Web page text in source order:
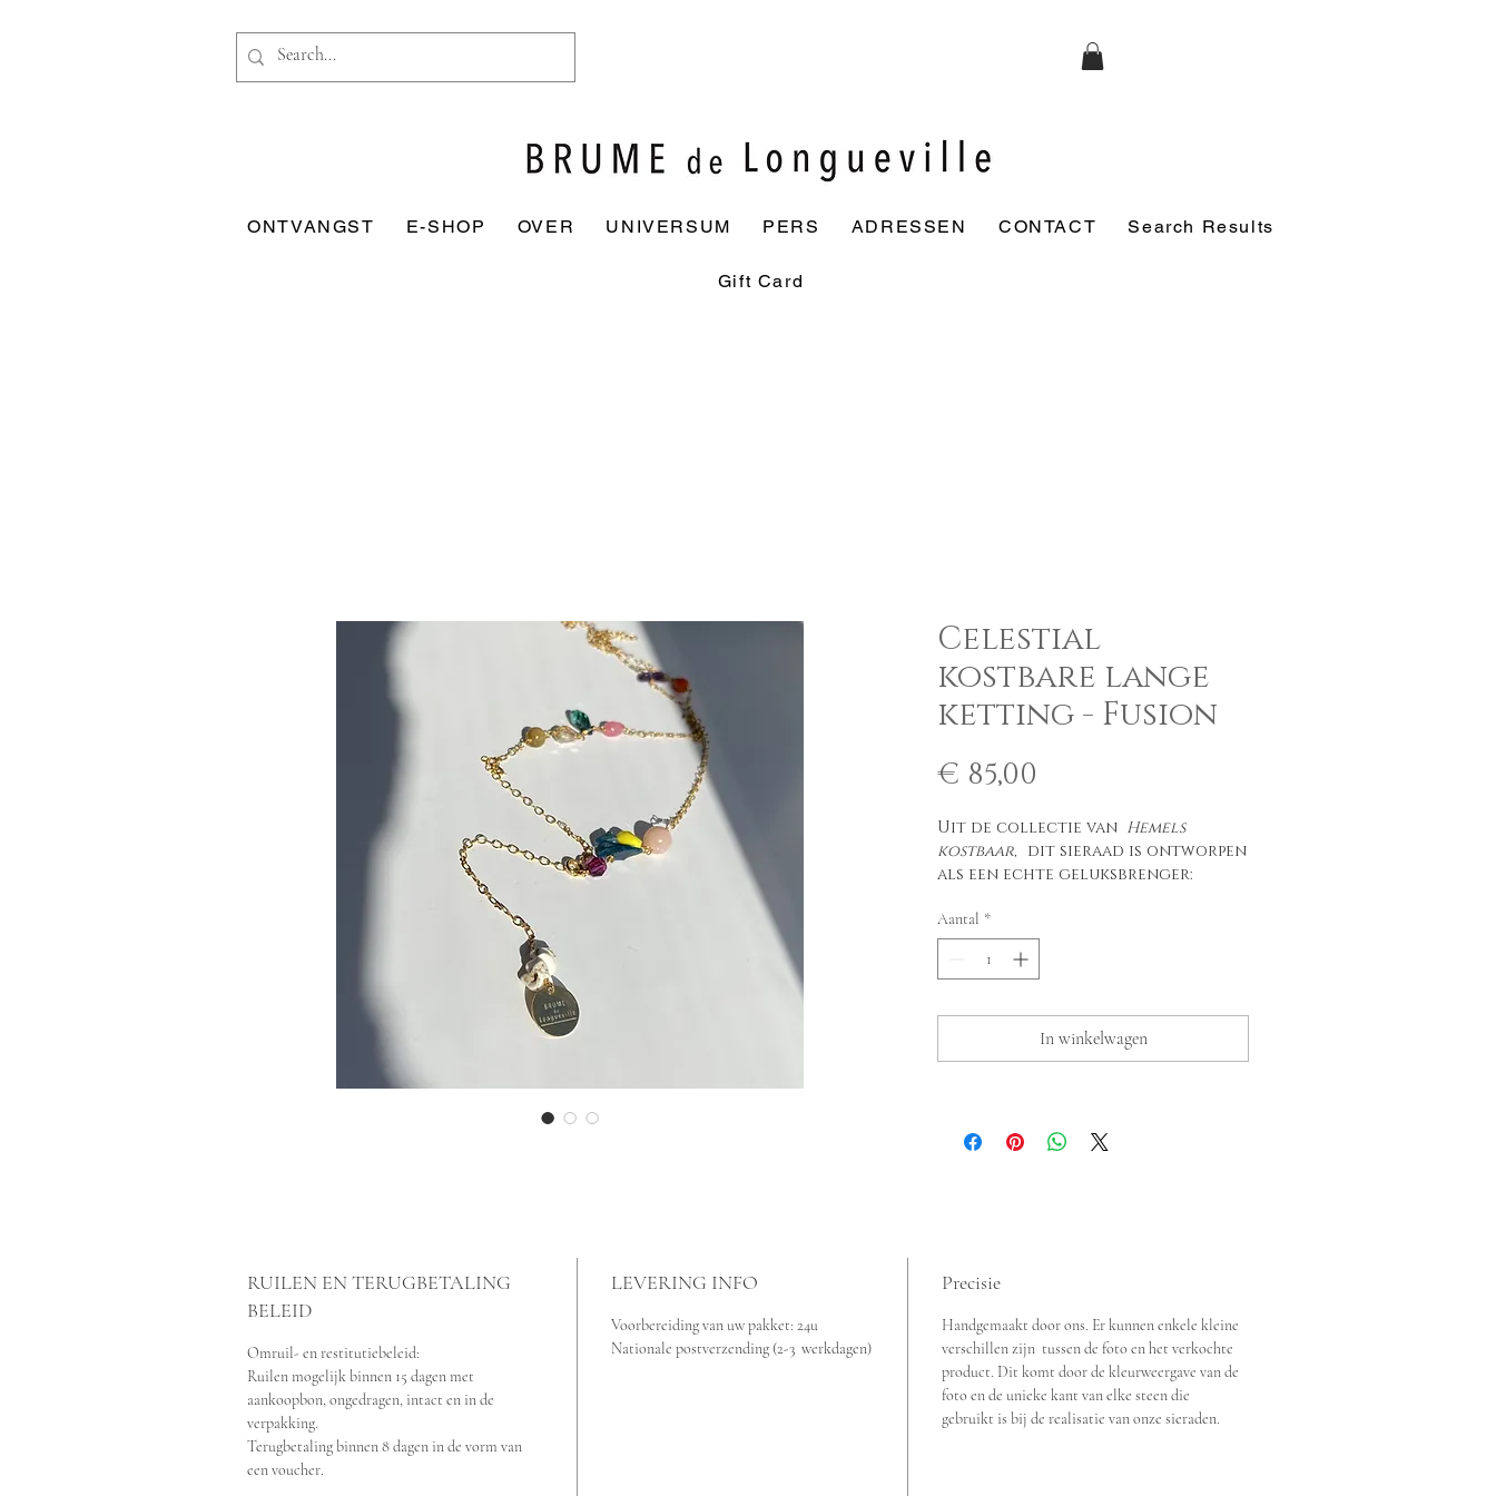
ONTVANGST E-SHOP OVER UNIVERSUM PERS ADRESSEN CONTACT Search Results
Gift Card
Celestial
kostbare lange
ketting - Fusion
€ 85,00
Uit de collectie van Hemels
kostbaar, dit sieraad is ontworpen
als een echte geluksbrenger:
versierd met parels die zorgvuldig
zijn gekozen vanwege hun
positieve deugden en hun
(halfedelstenen, kristal, glas,
parelmoer). Het kan worden
gedragen als een stropdas of
Verguld met goud meet het
ongeveer 75 cm. Kleur: veelkleurig.
Aantal *
In winkelwagen
RUILEN EN TERUGBETALING
BELEID
Omruil- en restitutiebeleid:
Ruilen mogelijk binnen 15 dagen met
aankoopbon, ongedragen, intact en in de
verpakking.
Terugbetaling binnen 8 dagen in de vorm van
een voucher.
LEVERING INFO
Voorbereiding van uw pakket: 24u
Nationale postverzending (2-3 werkdagen)
Precisie
Handgemaakt door ons. Er kunnen enkele kleine
verschillen zijn tussen de foto en het verkochte
product. Dit komt door de kleurweergave van de
foto en de unieke kant van elke steen die
gebruikt is bij de realisatie van onze sieraden.